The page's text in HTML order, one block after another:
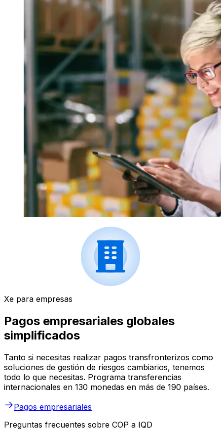
Xe para empresas
Pagos empresariales globales
simplificados
Tanto si necesitas realizar pagos transfronterizos como
soluciones de gestión de riesgos cambiarios, tenemos
todo lo que necesitas. Programa transferencias
internacionales en 130 monedas en más de 190 países.
Pagos empresariales
Preguntas frecuentes sobre COP a IQD